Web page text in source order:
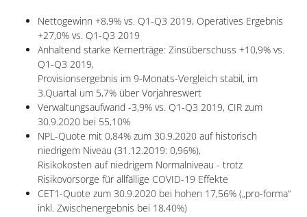
Nettogewinn +8,9% vs. Q1-Q3 2019, Operatives Ergebnis
+27,0% vs. Q1-Q3 2019
Anhaltend starke Kernerträge: Zinsüberschuss +10,9% vs.
Q1-Q3 2019,
Provisionsergebnis im 9-Monats-Vergleich stabil, im
3.Quartal um 5,7% über Vorjahreswert
Verwaltungsaufwand -3,9% vs. Q1-Q3 2019, CIR zum
30.9.2020 bei 55,10%
NPL-Quote mit 0,84% zum 30.9.2020 auf historisch
niedrigem Niveau (31.12.2019: 0,96%),
Risikokosten auf niedrigem Normalniveau - trotz
Risikovorsorge für allfällige COVID-19 Effekte
CET1-Quote zum 30.9.2020 bei hohen 17,56% („pro-forma“
inkl. Zwischenergebnis bei 18,40%)